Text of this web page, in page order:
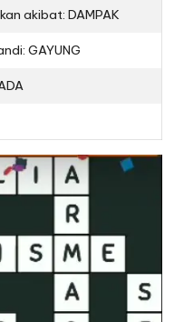
akibat: DAMPAK
GAYUNG